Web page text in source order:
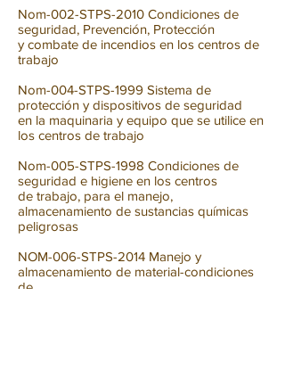
Nom-002-STPS-2010 Condiciones de
seguridad, Prevención, Protección
y combate de incendios en los centros de
trabajo
Nom-004-STPS-1999 Sistema de
protección y dispositivos de seguridad
en la maquinaria y equipo que se utilice en
los centros de trabajo
Nom-005-STPS-1998 Condiciones de
seguridad e higiene en los centros
de trabajo, para el manejo,
almacenamiento de sustancias químicas
peligrosas
NOM-006-STPS-2014 Manejo y
almacenamiento de material-condiciones
de